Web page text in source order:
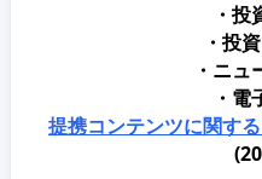
・
・投
・ニ
・
提携コンテンツに関す